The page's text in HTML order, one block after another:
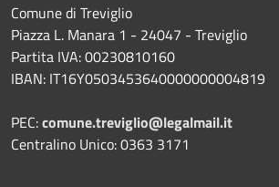
Comune di Treviglio
Piazza L. Manara 1 - 24047 - Treviglio
Partita IVA: 00230810160
IBAN: IT16Y0503453640000000004819
PEC:comune.treviglio@legalmail.it
Centralino Unico: 0363 3171